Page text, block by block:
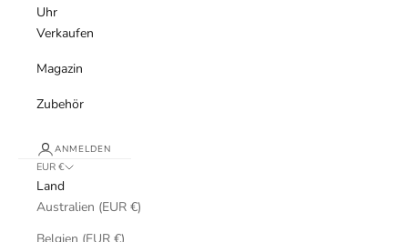
Uhr
Verkaufen
Magazin
Zubehör
ANMELDEN
EUR €
Land
Australien (EUR €)